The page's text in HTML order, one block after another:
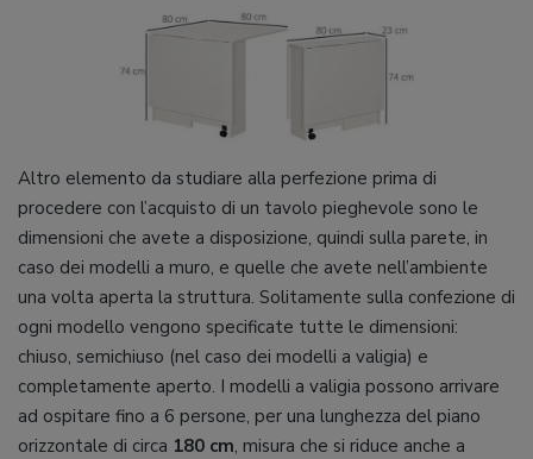
Altro elemento da studiare alla perfezione prima di
procedere con l’acquisto di un tavolo pieghevole sono le
dimensioni che avete a disposizione, quindi sulla parete, in
caso dei modelli a muro, e quelle che avete nell’ambiente
una volta aperta la struttura. Solitamente sulla confezione di
ogni modello vengono specificate tutte le dimensioni:
chiuso, semichiuso (nel caso dei modelli a valigia) e
completamente aperto. I modelli a valigia possono arrivare
ad ospitare fino a 6 persone, per una lunghezza del piano
orizzontale di circa 180 cm, misura che si riduce anche a